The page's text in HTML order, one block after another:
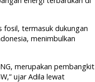
fosil, termasuk dukungan
menimbulkan
merupakan pembangkit
ujar Adila lewat